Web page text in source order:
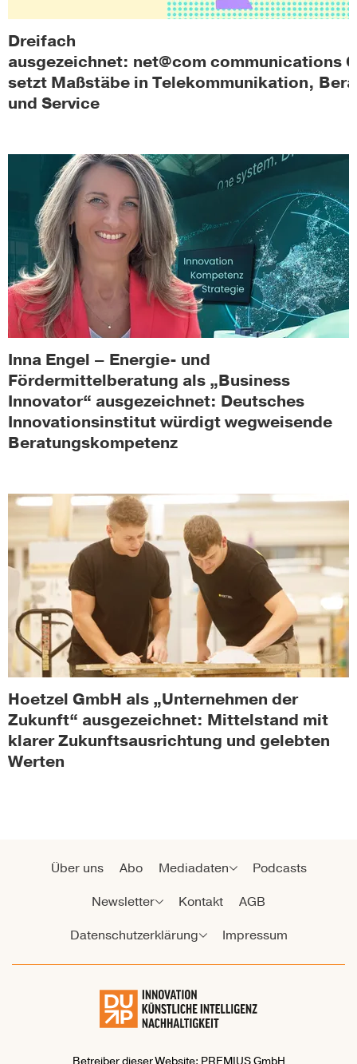
Dreifach
ausgezeichnet: net@com communications
setzt Maßstäbe in Telekommunikation,
und Service
Inna Engel – Energie- und
Fördermittelberatung als „Business
Innovator“ ausgezeichnet: Deutsches
Innovationsinstitut würdigt wegweisende
Beratungskompetenz
Hoetzel GmbH als „Unternehmen der
Zukunft“ ausgezeichnet: Mittelstand mit
klarer Zukunftsausrichtung und gelebten
Werten
Über uns Abo Mediadaten
Podcasts
Newsletter
Kontakt
AGB
Datenschutzerklärung
Impressum